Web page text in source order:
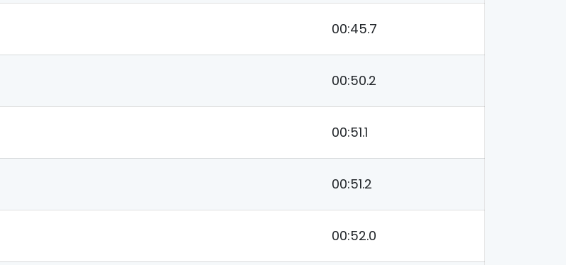
00:45.7
00:50.2
00:51.1
00:51.2
00:52.0